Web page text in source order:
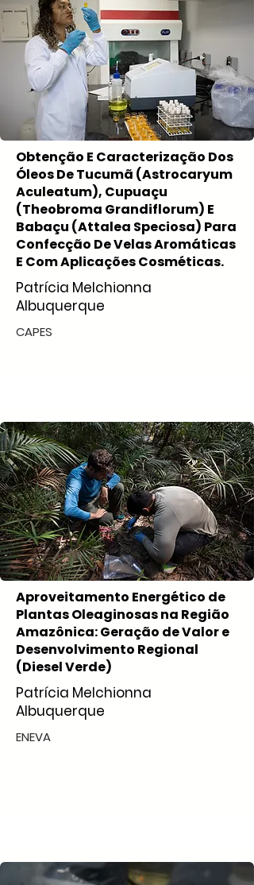
Obtenção E Caracterização Dos
Óleos De Tucumã (Astrocaryum
Aculeatum), Cupuaçu
(Theobroma Grandiflorum) E
Babaçu (Attalea Speciosa) Para
Confecção De Velas Aromáticas
E Com Aplicações Cosméticas.
Patrícia Melchionna
Albuquerque
CAPES
Aproveitamento Energético de
Plantas Oleaginosas na Região
Amazônica: Geração de Valor e
Desenvolvimento Regional
(Diesel Verde)
Patrícia Melchionna
Albuquerque
ENEVA